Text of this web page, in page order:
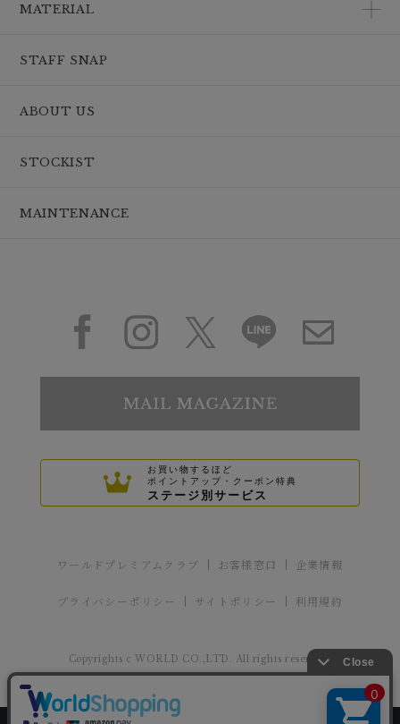
MATERIAL
STAFF SNAP
ABOUT US
STOCKIST
MAINTENANCE
お買い物するほど
ポイントアップ・クーポン特典
ステージ別サービス
ワールドプレミアムクラブ お客様窓口 企業情報
プライバシーポリシー サイトポリシー 利用規約
Copyrights c WORLD CO.,LTD. All rights reserved.